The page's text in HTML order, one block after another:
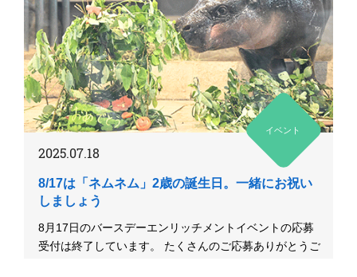
イベント
2025.07.18
8/17は「ネムネム」2歳の誕生日。一緒にお祝い
しましょう
8月17日のバースデーエンリッチメントイベントの応募
受付は終了しています。 たくさんのご応募ありがとうご